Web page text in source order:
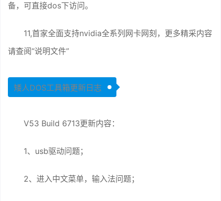
备，可直接dos下访问。
11,首家全面支持nvidia全系列网卡网刻，更多精采内容
请查阅“说明文件”
矮人DOS工具箱更新日志
V53 Build 6713更新内容：
1、usb驱动问题；
2、进入中文菜单，输入法问题；